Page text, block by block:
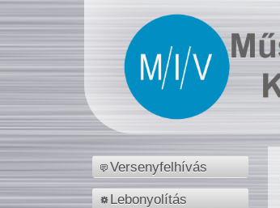
Versenyfelhívás
Lebonyolítás